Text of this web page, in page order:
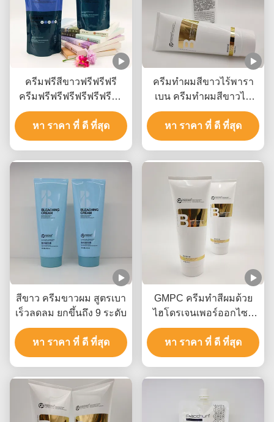
ครีมฟรีสีขาวฟรีฟรีฟรี
ครีมฟรีฟรีฟรีฟรีฟรีฟรีฟรี
ฟรีฟรีฟรีฟรีฟรีฟรีฟรีฟรีฟรี
ฟรีฟรีฟรีฟรีฟรีฟรีฟรีฟรีฟรี
ฟรีฟรีฟรีฟรีฟรีฟรีฟรีฟรีฟรี
ฟรีฟรีฟรีฟรีฟรีฟรีฟรีฟรีฟรี
ฟรีฟรีฟรีฟรีฟรีฟรีฟรีฟรีฟรี
ฟรีฟรีฟรีฟรีฟรีฟรีฟรีฟรีฟรี
ฟรีฟรีฟรีฟรีฟรีฟรีฟรีฟรีฟรี
ฟรีฟรีฟรีฟรีฟรีฟรีฟรีฟรีฟรี
ฟรีฟรีฟรีฟรีฟรีฟรีฟรีฟรีฟรี
ฟรีฟรีฟรีฟรีฟรีฟรีฟรีฟรีฟรี
ฟรีฟรีฟรีฟรี
หา ราคา ที่ ดี ที่สุด
ครีมทําผมสีขาวไร้พารา
เบน ครีมทําผมสีขาวไม่
รุนแรง
หา ราคา ที่ ดี ที่สุด
สีขาว ครีมขาวผม สูตรเบา
เร็วลดลม ยกขึ้นถึง 9 ระดับ
หา ราคา ที่ ดี ที่สุด
GMPC ครีมทําสีผมด้วย
ไฮโดรเจนเพอร์ออกไซด์
แอมโมเนียมไฮโดรออก
ไซด์และน้ํามันแร่
หา ราคา ที่ ดี ที่สุด